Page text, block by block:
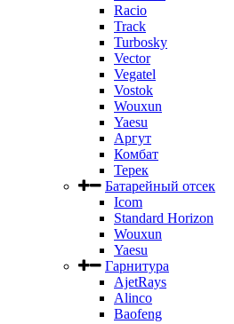
Racio
Track
Turbosky
Vector
Vegatel
Vostok
Wouxun
Yaesu
Аргут
Комбат
Терек
Батарейный отсек
Icom
Standard Horizon
Wouxun
Yaesu
Гарнитура
AjetRays
Alinco
Baofeng